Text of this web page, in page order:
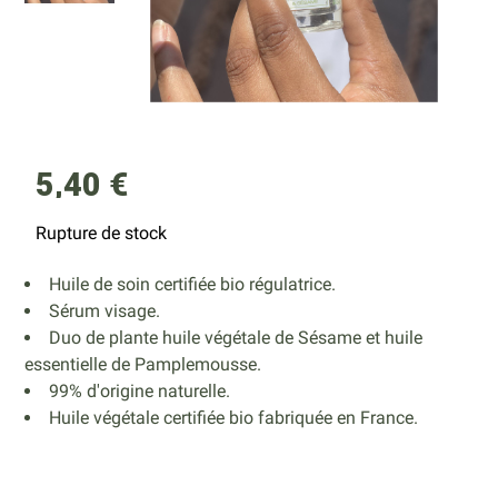
5,40 €
Rupture de stock
Huile de soin certifiée bio régulatrice.
Sérum visage.
Duo de plante huile végétale de Sésame et huile
essentielle de Pamplemousse.
99% d'origine naturelle.
Huile végétale certifiée bio fabriquée en France.